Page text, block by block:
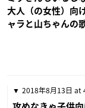
大人（の女性）向
ャラと山ちゃんの
2018年8月13日 at